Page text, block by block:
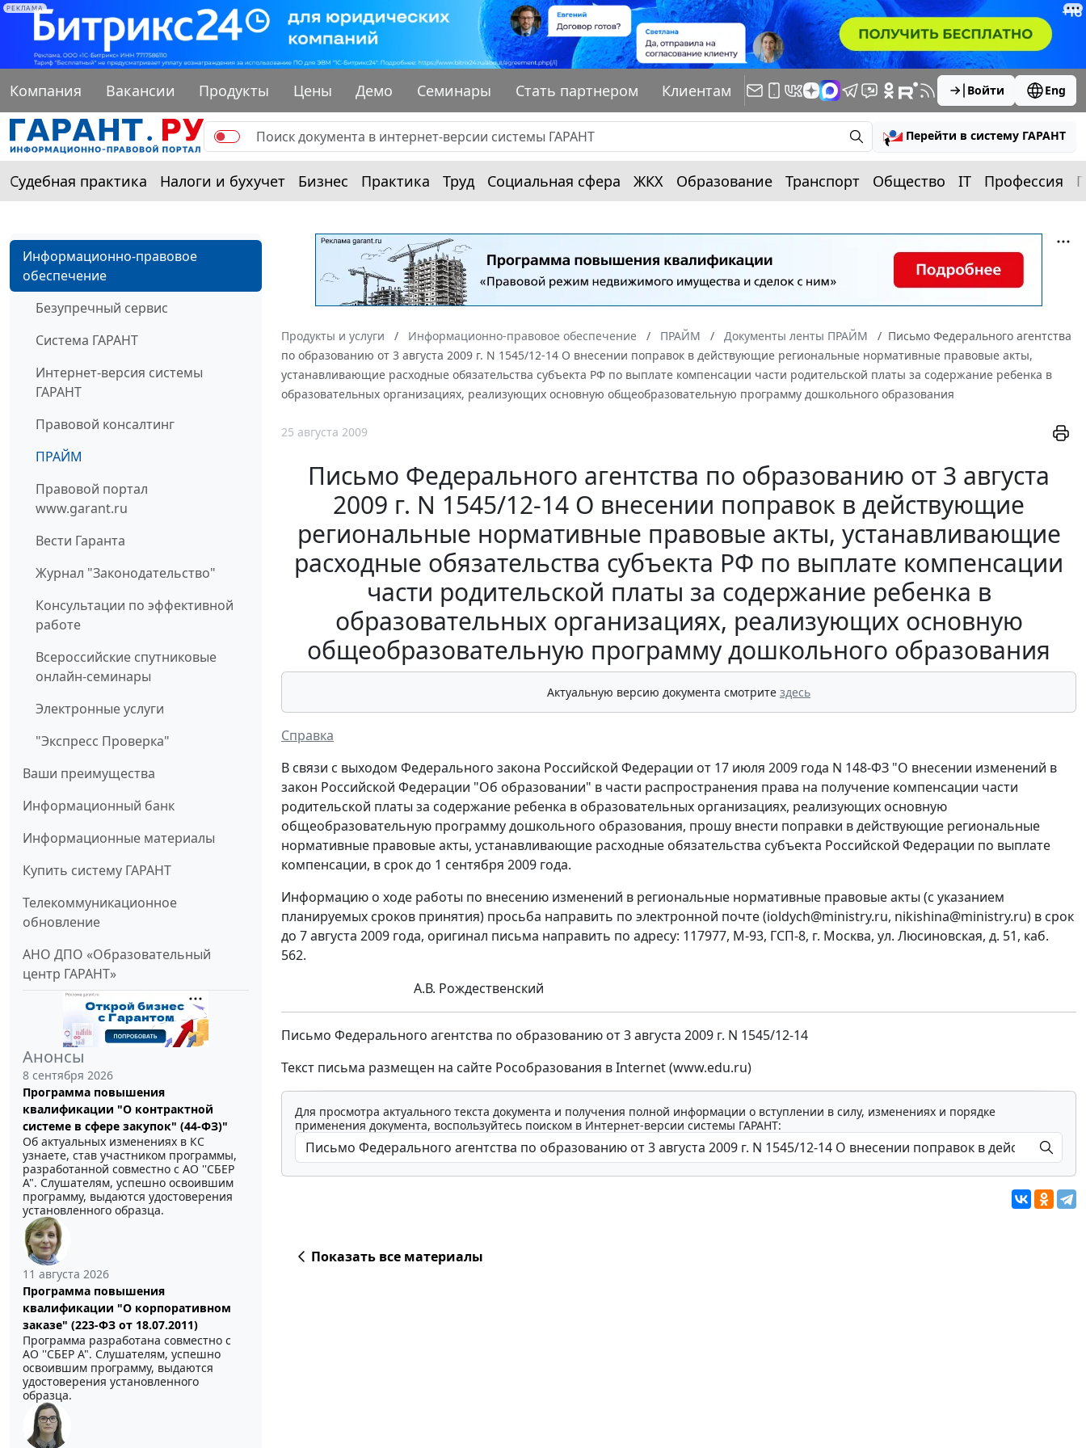
РЕКЛАМА
Компания Вакансии Продукты Цены Демо Семинары Стать партнером Клиентам Войти Eng
Перейти в систему ГАРАНТ
Судебная практика Налоги и бухучет Бизнес Практика Труд Социальная сфера ЖКХ Образование Транспорт Общество IT Профессия
Информационно-правовое
обеспечение
Безупречный сервис
Система ГАРАНТ
Интернет-версия системы
ГАРАНТ
Правовой консалтинг
ПРАЙМ
Правовой портал
www.garant.ru
Вести Гаранта
Журнал "Законодательство"
Консультации по эффективной
работе
Всероссийские спутниковые
онлайн-семинары
Электронные услуги
"Экспресс Проверка"
Ваши преимущества
Информационный банк
Информационные материалы
Купить систему ГАРАНТ
Телекоммуникационное
обновление
АНО ДПО «Образовательный
центр ГАРАНТ»
Анонсы
8 сентября 2026
Программа повышения
квалификации "О контрактной
системе в сфере закупок" (44-ФЗ)"
Об актуальных изменениях в КС
узнаете, став участником программы,
разработанной совместно с АО ''СБЕР
А". Слушателям, успешно освоившим
программу, выдаются удостоверения
установленного образца.
11 августа 2026
Программа повышения
квалификации "О корпоративном
заказе" (223-ФЗ от 18.07.2011)
Программа разработана совместно с
АО ''СБЕР А". Слушателям, успешно
освоившим программу, выдаются
удостоверения установленного
образца.
Продукты и услуги Информационно-правовое обеспечение ПРАЙМ Документы ленты ПРАЙМ
Письмо Федерального агентства
по образованию от 3 августа 2009 г. N 1545/12-14 О внесении поправок в действующие региональные нормативные правовые акты,
устанавливающие расходные обязательства субъекта РФ по выплате компенсации части родительской платы за содержание ребенка в
образовательных организациях, реализующих основную общеобразовательную программу дошкольного образования
25 августа 2009
Письмо Федерального агентства по образованию от 3 августа
2009 г. N 1545/12-14 О внесении поправок в действующие
региональные нормативные правовые акты, устанавливающие
расходные обязательства субъекта РФ по выплате компенсации
части родительской платы за содержание ребенка в
образовательных организациях, реализующих основную
общеобразовательную программу дошкольного образования
Актуальную версию документа смотрите здесь
Справка
В связи с выходом Федерального закона Российской Федерации от 17 июля 2009 года N 148-ФЗ "О внесении изменений в
закон Российской Федерации "Об образовании" в части распространения права на получение компенсации части
родительской платы за содержание ребенка в образовательных организациях, реализующих основную
общеобразовательную программу дошкольного образования, прошу внести поправки в действующие региональные
нормативные правовые акты, устанавливающие расходные обязательства субъекта Российской Федерации по выплате
компенсации, в срок до 1 сентября 2009 года.
Информацию о ходе работы по внесению изменений в региональные нормативные правовые акты (с указанием
планируемых сроков принятия) просьба направить по электронной почте (ioldych@ministry.ru, nikishina@ministry.ru) в срок
до 7 августа 2009 года, оригинал письма направить по адресу: 117977, М-93, ГСП-8, г. Москва, ул. Люсиновская, д. 51, каб.
562.
А.В. Рождественский
Письмо Федерального агентства по образованию от 3 августа 2009 г. N 1545/12-14
Текст письма размещен на сайте Рособразования в Internet (www.edu.ru)
Для просмотра актуального текста документа и получения полной информации о вступлении в силу, изменениях и порядке
применения документа, воспользуйтесь поиском в Интернет-версии системы ГАРАНТ:
Показать все материалы